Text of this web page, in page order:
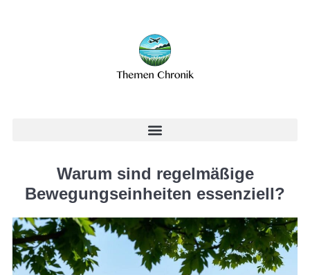
Warum sind regelmäßige
Bewegungseinheiten essenziell?